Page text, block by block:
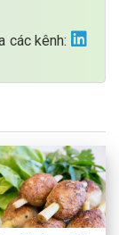
các kênh: